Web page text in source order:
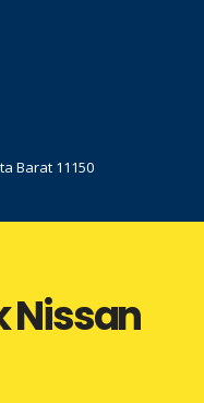
Barat 11150
Nissan